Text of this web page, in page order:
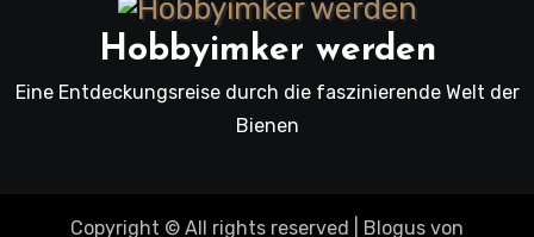
Hobbyimker werden
Eine Entdeckungsreise durch die faszinierende Welt der
Bienen
Copyright © All rights reserved Blogus von